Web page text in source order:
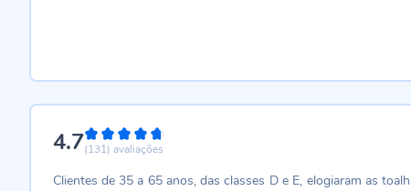
4.794%
(131) avaliações
Clientes de 35 a 65 anos, das classes D e E, elogiaram as